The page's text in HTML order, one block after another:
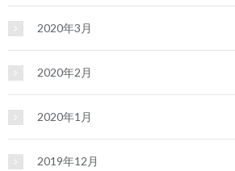
2020年3月
2020年2月
2020年1月
2019年12月